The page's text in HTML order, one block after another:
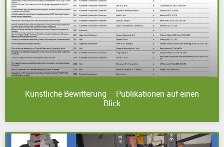
Künstliche Bewitterung – Publikationen auf einen
Blick